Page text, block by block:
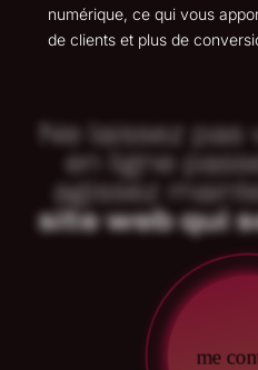
numérique, ce qui vous
de clients et plus de
Ne laissez pas
en ligne
agissez
site web qui
me